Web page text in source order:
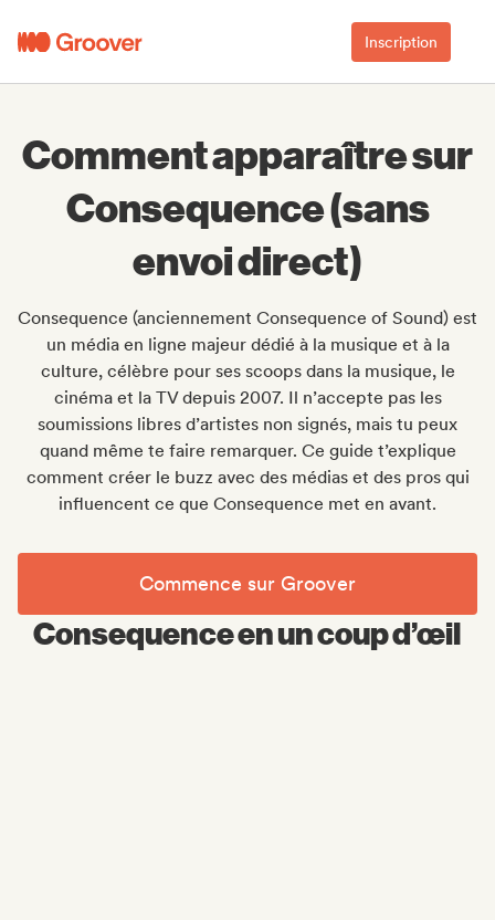
Inscription
Comment apparaître sur
Consequence (sans
envoi direct)
Consequence (anciennement Consequence of Sound) est
un média en ligne majeur dédié à la musique et à la
culture, célèbre pour ses scoops dans la musique, le
cinéma et la TV depuis 2007. Il n’accepte pas les
soumissions libres d’artistes non signés, mais tu peux
quand même te faire remarquer. Ce guide t’explique
comment créer le buzz avec des médias et des pros qui
influencent ce que Consequence met en avant.
Commence sur Groover
Consequence en un coup d’œil